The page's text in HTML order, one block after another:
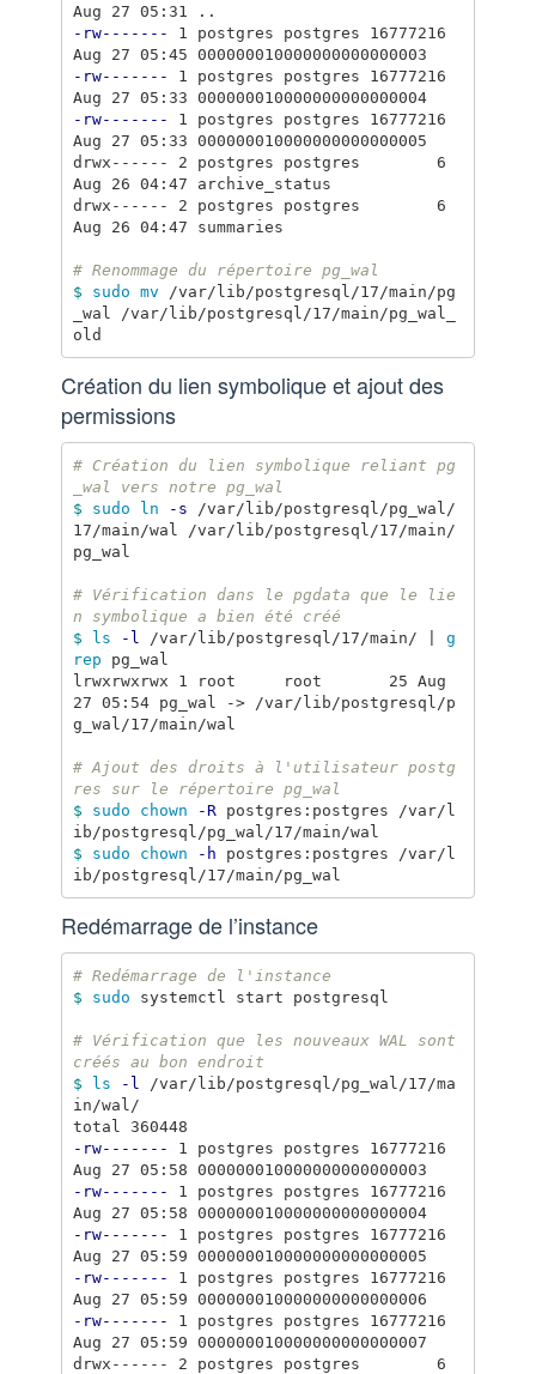
-rw-------
1 postgres postgres 16777216
-rw-------
1 postgres postgres 16777216
-rw-------
1 postgres postgres 16777216
Aug 27 05:33 000000010000000000000005
drwx------ 2 postgres postgres        6
Aug 26 04:47 archive_status
drwx------ 2 postgres postgres        6
Aug 26 04:47 summaries
# Renommage du répertoire pg_wal
$ sudo mv /var/lib/postgresql/17/main/pg
_wal /var/lib/postgresql/17/main/pg_wal_
Création du lien symbolique et ajout des
permissions
# Création du lien symbolique reliant pg
_wal vers notre pg_wal
$ sudo ln -s /var/lib/postgresql/pg_wal/
17/main/wal /var/lib/postgresql/17/main/
pg_wal
# Vérification dans le pgdata que le lie
n symbolique a bien été créé
$ ls -l /var/lib/postgresql/17/main/ | g
rep pg_wal
lrwxrwxrwx 1 root     root       25 Aug
27 05:54 pg_wal -> /var/lib/postgresql/p
g_wal/17/main/wal
# Ajout des droits à l'utilisateur postg
res sur le répertoire pg_wal
$ sudo chown -R postgres:postgres /var/l
$ sudo chown -h postgres:postgres /var/l
Redémarrage de l’instance
# Redémarrage de l'instance
$ sudo systemctl start postgresql
# Vérification que les nouveaux WAL sont
créés au bon endroit
$ ls -l
/var/lib/postgresql/pg_wal/17/ma
in/wal/
-rw-------
1 postgres postgres 16777216
-rw-------
1 postgres postgres 16777216
-rw-------
1 postgres postgres 16777216
-rw-------
1 postgres postgres 16777216
-rw-------
1 postgres postgres 16777216
Aug 27 05:59 000000010000000000000007
drwx------ 2 postgres postgres        6